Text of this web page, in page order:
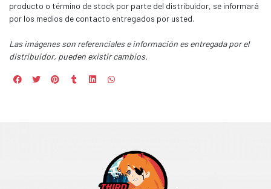
producto o término de stock por parte del distribuidor, se informará
por los medios de contacto entregados por usted.
Las imágenes son referenciales e información es entregada por el
distribuidor, pueden existir cambios.